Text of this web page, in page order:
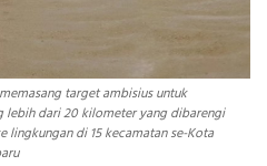
target ambisius untuk
lebih dari 20 kilometer yang dibarengi
lingkungan di 15 kecamatan se-Kota